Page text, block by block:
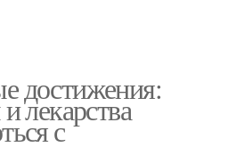
достижения:
лекарства
с